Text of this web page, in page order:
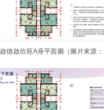
啟德啟欣苑A座平面圖（圖片來源：